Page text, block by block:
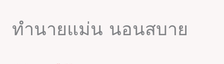
ทำนายแม่น นอนสบาย